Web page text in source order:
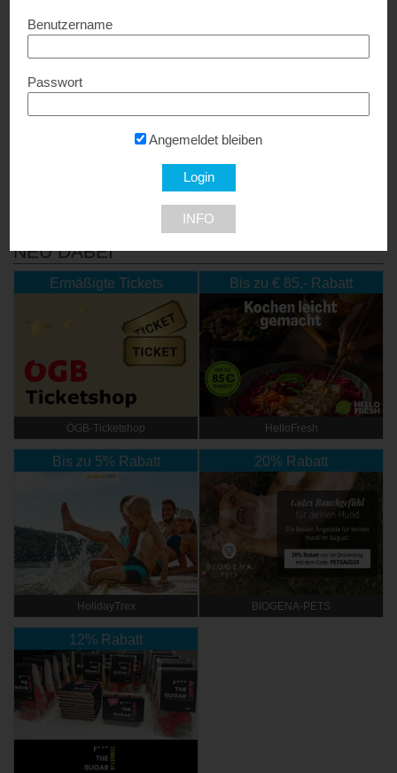
S.Martin Photography &
Video
NEU DABEI
Ermäßigte Tickets
ÖGB-Ticketshop
Bis zu € 85,- Rabatt
HelloFresh
Bis zu 5% Rabatt
HolidayTrex
20% Rabatt
BIOGENA-PETS
12% Rabatt
Benutzername
Passwort
Angemeldet bleiben
INFO